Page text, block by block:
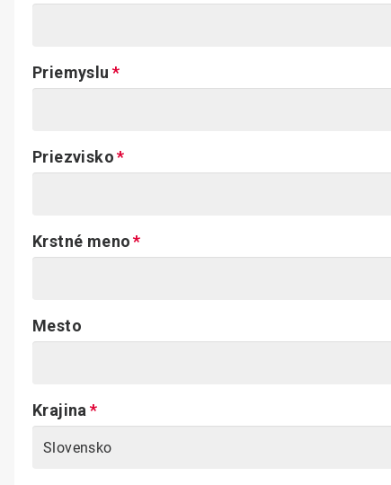
Priemyslu
Priezvisko
Krstné meno
Mesto
Krajina